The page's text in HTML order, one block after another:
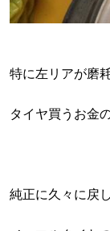
特に左リアが磨
タイヤ買うお金
純正に久々に戻